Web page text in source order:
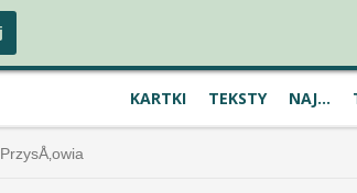
KARTKI TEKSTY NAJ...
PrzysÅ‚owia